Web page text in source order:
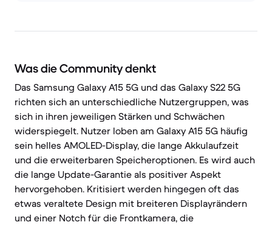
Was die Community denkt
Das Samsung Galaxy A15 5G und das Galaxy S22 5G
richten sich an unterschiedliche Nutzergruppen, was
sich in ihren jeweiligen Stärken und Schwächen
widerspiegelt. Nutzer loben am Galaxy A15 5G häufig
sein helles AMOLED-Display, die lange Akkulaufzeit
und die erweiterbaren Speicheroptionen. Es wird auch
die lange Update-Garantie als positiver Aspekt
hervorgehoben. Kritisiert werden hingegen oft das
etwas veraltete Design mit breiteren Displayrändern
und einer Notch für die Frontkamera, die